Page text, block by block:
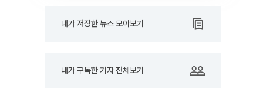
내가 저장한 뉴스 모아보기
내가 구독한 기자 전체보기